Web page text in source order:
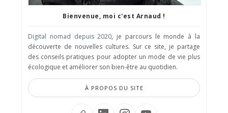
Bienvenue, moi c'est Arnaud !
Digital nomad depuis 2020, je parcours le monde à la
découverte de nouvelles cultures. Sur ce site, je partage
des conseils pratiques pour adopter un mode de vie plus
écologique et améliorer son bien-être au quotidien.
À PROPOS DU SITE